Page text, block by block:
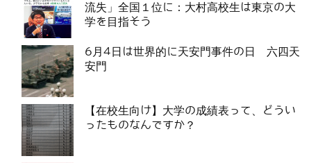
流失」全国１位に：大村高校生は東京の大
学を目指そう
6月4日は世界的に天安門事件の日 六四天
安門
【在校生向け】大学の成績表って、どうい
ったものなんですか？